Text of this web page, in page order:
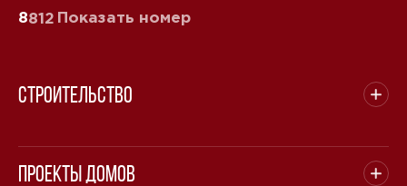
8812 Показать номер
Строительство
Проекты домов